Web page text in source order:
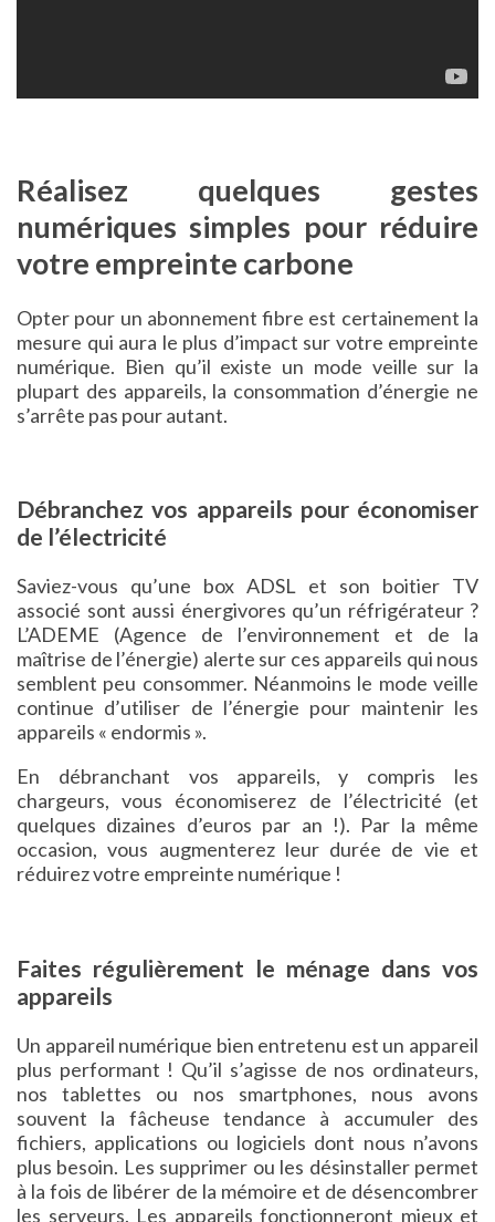
Réalisez quelques gestes
numériques simples pour réduire
votre empreinte carbone
Opter pour un abonnement fibre est certainement la
mesure qui aura le plus d’impact sur votre empreinte
numérique. Bien qu’il existe un mode veille sur la
plupart des appareils, la consommation d’énergie ne
s’arrête pas pour autant.
Débranchez vos appareils pour économiser
de l’électricité
Saviez-vous qu’une box ADSL et son boitier TV
associé sont aussi énergivores qu’un réfrigérateur ?
L’ADEME (Agence de l’environnement et de la
maîtrise de l’énergie) alerte sur ces appareils qui nous
semblent peu consommer. Néanmoins le mode veille
continue d’utiliser de l’énergie pour maintenir les
appareils « endormis ».
En débranchant vos appareils, y compris les
chargeurs, vous économiserez de l’électricité (et
quelques dizaines d’euros par an !). Par la même
occasion, vous augmenterez leur durée de vie et
réduirez votre empreinte numérique !
Faites régulièrement le ménage dans vos
appareils
Un appareil numérique bien entretenu est un appareil
plus performant ! Qu’il s’agisse de nos ordinateurs,
nos tablettes ou nos smartphones, nous avons
souvent la fâcheuse tendance à accumuler des
fichiers, applications ou logiciels dont nous n’avons
plus besoin. Les supprimer ou les désinstaller permet
à la fois de libérer de la mémoire et de désencombrer
les serveurs. Les appareils fonctionneront mieux et